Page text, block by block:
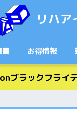
リハア
害 お得情報
ブラックフライ